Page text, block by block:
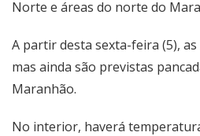
Norte e áreas do norte do
A partir desta sexta-feira (5),
mas ainda são previstas
Maranhão.
No interior, haverá